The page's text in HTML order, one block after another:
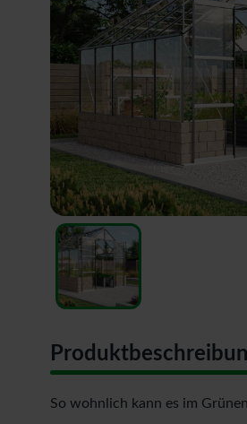
So wohnlich kann es im